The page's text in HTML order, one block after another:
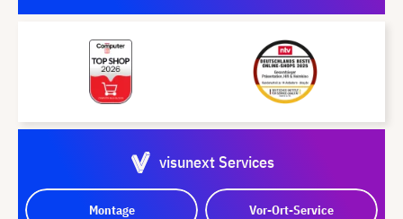
visunext Services
Montage Vor-Ort-Service